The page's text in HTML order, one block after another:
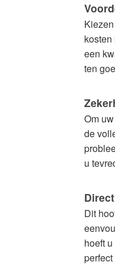
een
ten
Om
de
u
Dit
hoeft